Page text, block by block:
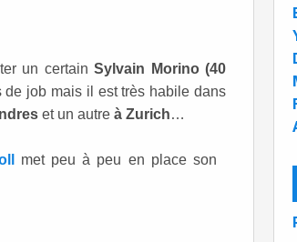
un certainSylvain Morino (40
de job mais il est très habile dans
et un autre à Zurich…
met peu à peu en place son